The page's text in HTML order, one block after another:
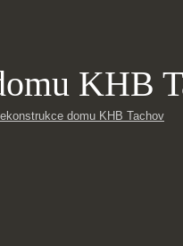
KHB
domu KHB Tachov